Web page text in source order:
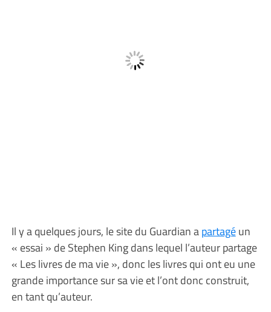
Il y a quelques jours, le site du Guardian apartagéun
« essai » de Stephen King dans lequel l’auteur partage
« Les livres de ma vie », donc les livres qui ont eu une
grande importance sur sa vie et l’ont donc construit,
en tant qu’auteur.